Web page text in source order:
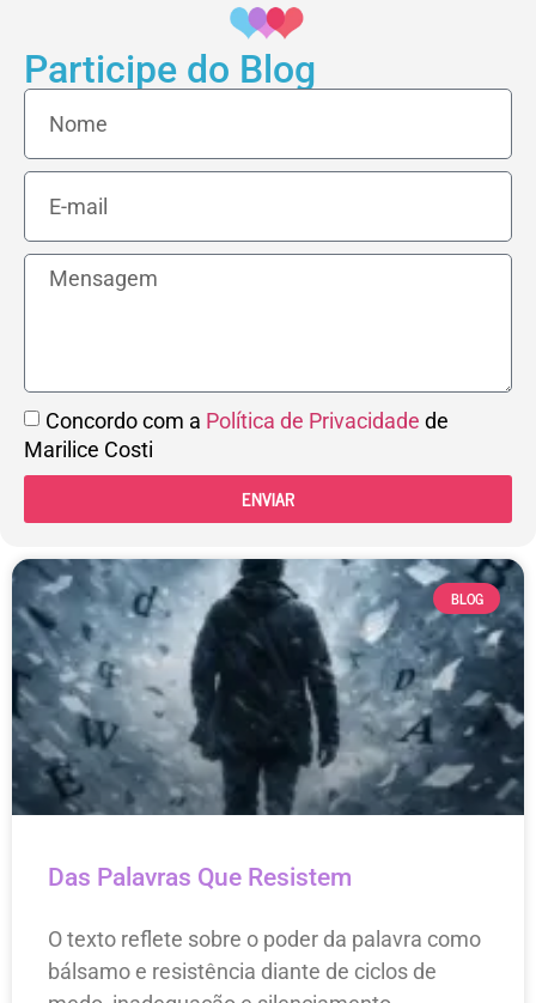
Participe do Blog
Concordo com a Política de Privacidade de
Marilice Costi
ENVIAR
BLOG
Das Palavras Que Resistem
O texto reflete sobre o poder da palavra como
bálsamo e resistência diante de ciclos de